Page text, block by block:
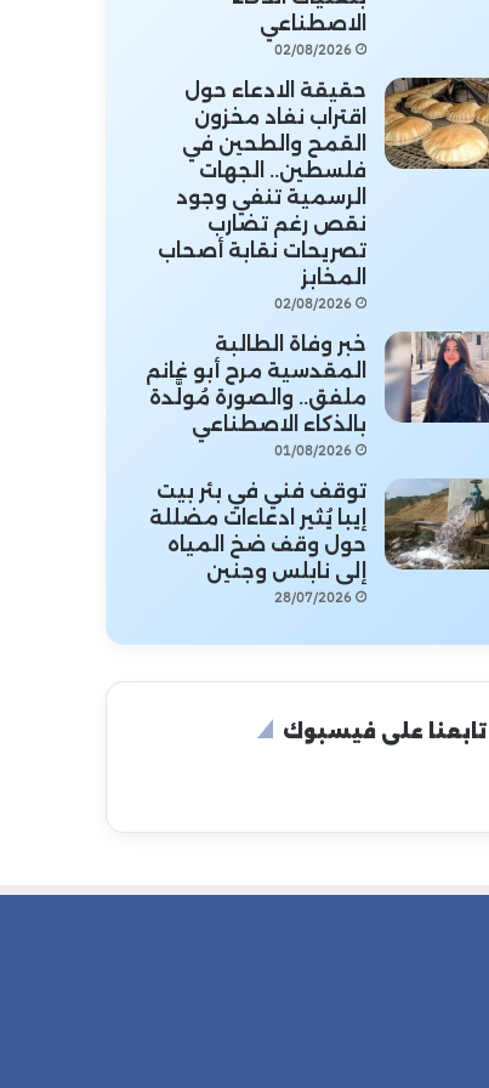
الاصطناعي
02/08/2026
حقيقة الادعاء حول
اقتراب نفاد مخزون
القمح والطحين في
فلسطين.. الجهات
الرسمية تنفي وجود
نقص رغم تضارب
تصريحات نقابة أصحاب
المخابز
02/08/2026
خبر وفاة الطالبة
المقدسية مرح أبو غانم
ملفق.. والصورة مُولَّدة
بالذكاء الاصطناعي
01/08/2026
توقف فني في بئر بيت
إيبا يُثير ادعاءات مضللة
حول وقف ضخ المياه
إلى نابلس وجنين
28/07/2026
تابعنا على فيسبوك